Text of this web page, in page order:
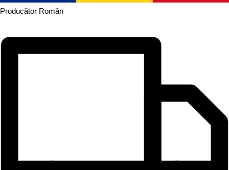
Producător Român